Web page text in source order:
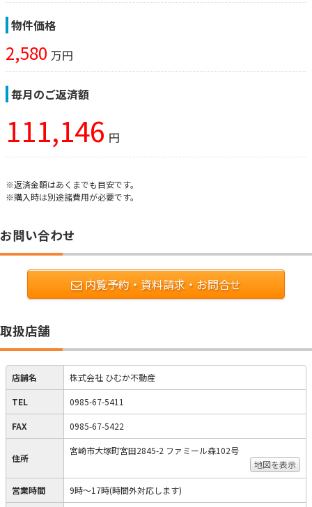
物件価格
2,580 万円
毎月のご返済額
111,146 円
※返済金額はあくまでも目安です。
※購入時は別途諸費用が必要です。
お問い合わせ
内覧予約・資料請求・お問合せ
取扱店舗
店舗名 株式会社 ひむか不動産
TEL 0985-67-5411
FAX 0985-67-5422
住所
宮崎市大塚町宮田2845-2 ファミール森102号
地図を表示
営業時間 9時～17時(時間外対応します)